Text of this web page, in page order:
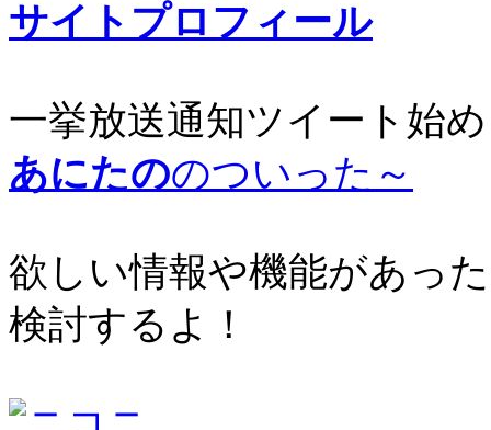
サイトプロフィール
一挙放送通知ツイート始
あにたののついった～
欲しい情報や機能があっ
検討するよ！